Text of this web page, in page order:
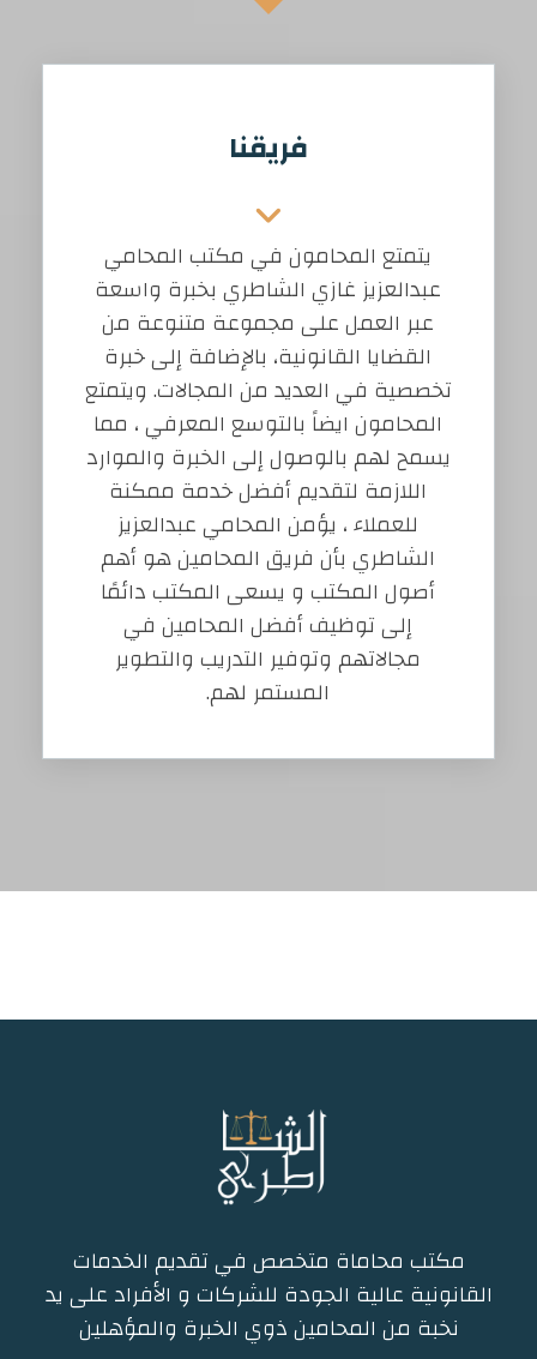
فريقنا
يتمتع المحامون في مكتب المحامي
عبدالعزيز غازي الشاطري بخبرة واسعة
عبر العمل على مجموعة متنوعة من
القضايا القانونية، بالإضافة إلى خبرة
تخصصية في العديد من المجالات. ويتمتع
المحامون ايضاً بالتوسع المعرفي ، مما
يسمح لهم بالوصول إلى الخبرة والموارد
اللازمة لتقديم أفضل خدمة ممكنة
للعملاء ، يؤمن المحامي عبدالعزيز
الشاطري بأن فريق المحامين هو أهم
أصول المكتب و يسعى المكتب دائمًا
إلى توظيف أفضل المحامين في
مجالاتهم وتوفير التدريب والتطوير
المستمر لهم.
مكتب محاماة متخصص في تقديم الخدمات
القانونية عالية الجودة للشركات و الأفراد على يد
نخبة من المحامين ذوي الخبرة والمؤهلين